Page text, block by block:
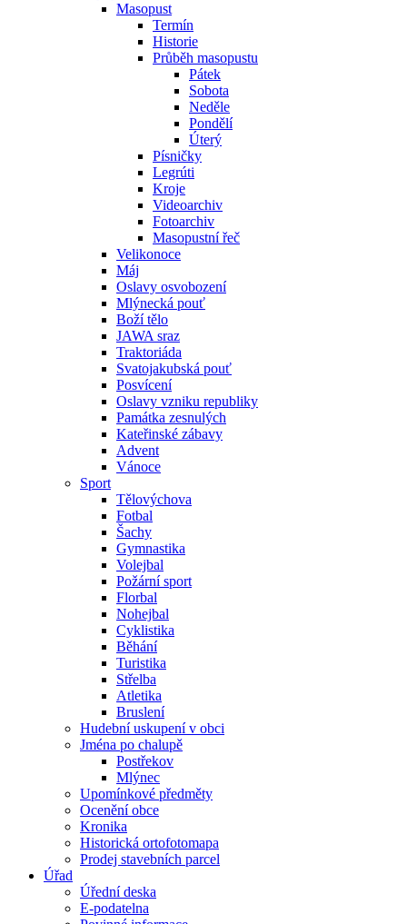
Masopust
Termín
Historie
Průběh masopustu
Pátek
Sobota
Neděle
Pondělí
Úterý
Písničky
Legrúti
Kroje
Videoarchiv
Fotoarchiv
Masopustní řeč
Velikonoce
Máj
Oslavy osvobození
Mlýnecká pouť
Boží tělo
JAWA sraz
Traktoriáda
Svatojakubská pouť
Posvícení
Oslavy vzniku republiky
Památka zesnulých
Kateřinské zábavy
Advent
Vánoce
Sport
Tělovýchova
Fotbal
Šachy
Gymnastika
Volejbal
Požární sport
Florbal
Nohejbal
Cyklistika
Běhání
Turistika
Střelba
Atletika
Bruslení
Hudební uskupení v obci
Jména po chalupě
Postřekov
Mlýnec
Upomínkové předměty
Ocenění obce
Kronika
Historická ortofotomapa
Prodej stavebních parcel
Úřad
Úřední deska
E-podatelna